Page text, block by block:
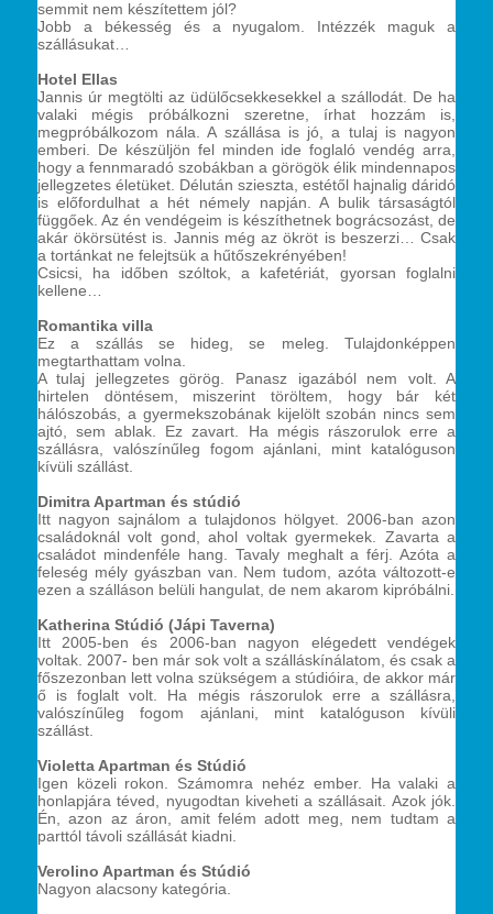
semmit nem készítettem jól?
Jobb a békesség és a nyugalom. Intézzék maguk a
szállásukat…
Hotel Ellas
Jannis úr megtölti az üdülőcsekkesekkel a szállodát. De ha
valaki mégis próbálkozni szeretne, írhat hozzám is,
megpróbálkozom nála. A szállása is jó, a tulaj is nagyon
emberi. De készüljön fel minden ide foglaló vendég arra,
hogy a fennmaradó szobákban a görögök élik mindennapos
jellegzetes életüket. Délután szieszta, estétől hajnalig dáridó
is előfordulhat a hét némely napján. A bulik társaságtól
függőek. Az én vendégeim is készíthetnek bográcsozást, de
akár ökörsütést is. Jannis még az ökröt is beszerzi… Csak
a tortánkat ne felejtsük a hűtőszekrényében!
Csicsi, ha időben szóltok, a kafetériát, gyorsan foglalni
kellene…
Romantika villa
Ez a szállás se hideg, se meleg. Tulajdonképpen
megtarthattam volna.
A tulaj jellegzetes görög. Panasz igazából nem volt. A
hirtelen döntésem, miszerint töröltem, hogy bár két
hálószobás, a gyermekszobának kijelölt szobán nincs sem
ajtó, sem ablak. Ez zavart. Ha mégis rászorulok erre a
szállásra, valószínűleg fogom ajánlani, mint katalóguson
kívüli szállást.
Dimitra Apartman és stúdió
Itt nagyon sajnálom a tulajdonos hölgyet. 2006-ban azon
családoknál volt gond, ahol voltak gyermekek. Zavarta a
családot mindenféle hang. Tavaly meghalt a férj. Azóta a
feleség mély gyászban van. Nem tudom, azóta változott-e
ezen a szálláson belüli hangulat, de nem akarom kipróbálni.
Katherina Stúdió (Jápi Taverna)
Itt 2005-ben és 2006-ban nagyon elégedett vendégek
voltak. 2007- ben már sok volt a szálláskínálatom, és csak a
főszezonban lett volna szükségem a stúdióira, de akkor már
ő is foglalt volt. Ha mégis rászorulok erre a szállásra,
valószínűleg fogom ajánlani, mint katalóguson kívüli
szállást.
Violetta Apartman és Stúdió
Igen közeli rokon. Számomra nehéz ember. Ha valaki a
honlapjára téved, nyugodtan kiveheti a szállásait. Azok jók.
Én, azon az áron, amit felém adott meg, nem tudtam a
parttól távoli szállását kiadni.
Verolino Apartman és Stúdió
Nagyon alacsony kategória.